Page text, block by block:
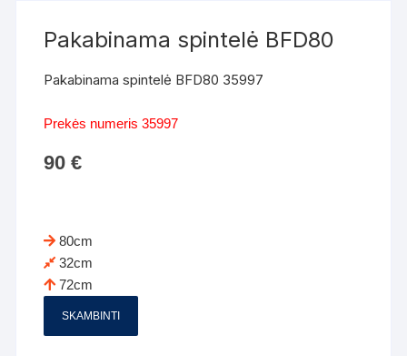
Pakabinama spintelė BFD80
Pakabinama spintelė BFD80 35997
Prekės numeris 35997
90€
80cm
32cm
72cm
SKAMBINTI